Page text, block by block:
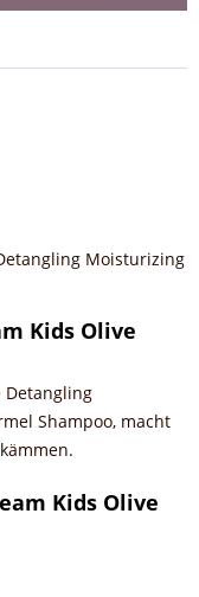
Moisturizing
Kids Olive
Detangling
Shampoo, macht
Kids Olive